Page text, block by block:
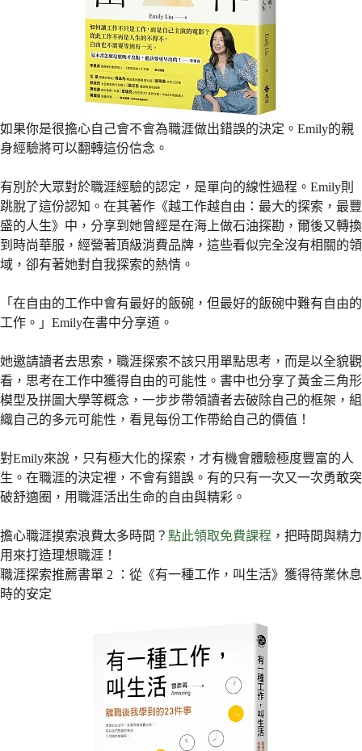
如果你是很擔心自己會不會為職涯做出錯誤的決定。Emily的親
身經驗將可以翻轉這份信念。
有別於大眾對於職涯經驗的認定，是單向的線性過程。Emily則
跳脫了這份認知。在其著作《越工作越自由：最大的探索，最豐
盛的人生》中，分享到她曾經是在海上做石油探勘，爾後又轉換
到時尚華服，經營著頂級消費品牌，這些看似完全沒有相關的領
域，卻有著她對自我探索的熱情。
「在自由的工作中會有最好的飯碗，但最好的飯碗中難有自由的
工作。」Emily在書中分享道。
她邀請讀者去思索，職涯探索不該只用單點思考，而是以全貌觀
看，思考在工作中獲得自由的可能性。書中也分享了黃金三角形
模型及拼圖大學等概念，一步步帶領讀者去破除自己的框架，組
織自己的多元可能性，看見每份工作帶給自己的價值！
對Emily來說，只有極大化的探索，才有機會體驗極度豐富的人
生。在職涯的決定裡，不會有錯誤。有的只有一次又一次勇敢突
破舒適圈，用職涯活出生命的自由與精彩。
擔心職涯摸索浪費太多時間？ 點此領取免費課程 ，把時間與精力
用來打造理想職涯！
職涯探索推薦書單 2 ：從《有一種工作，叫生活》獲得待業休息
時的安定